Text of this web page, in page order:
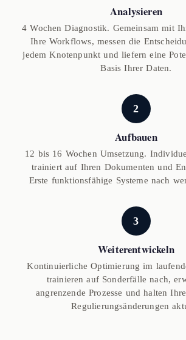
Analysieren
4 Wochen Diagnostik. Gemeinsam mit
Ihre Workflows, messen die
jedem Knotenpunkt und liefern eine
Basis Ihrer Daten.
2
Aufbauen
12 bis 16 Wochen Umsetzung.
trainiert auf Ihren Dokumenten und
Erste funktionsfähige Systeme nach
3
Weiterentwickeln
Kontinuierliche Optimierung im
trainieren auf Sonderfälle nach,
angrenzende Prozesse und halten
Regulierungsänderungen